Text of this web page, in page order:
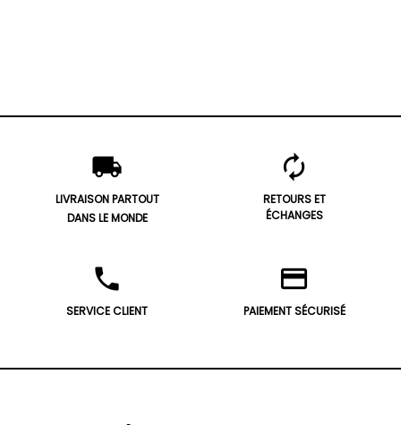
local_shipping
LIVRAISON PARTOUT
DANS LE MONDE
autorenew
RETOURS ET
ÉCHANGES
phone
SERVICE CLIENT
credit_card
PAIEMENT SÉCURISÉ